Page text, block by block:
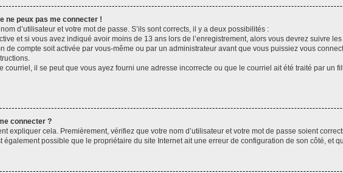
ne peux pas me connecter !
d’utilisateur et votre mot de passe. S’ils sont corrects, il y a deux possibilités :
et si vous avez indiqué avoir moins de 13 ans lors de l’enregistrement, alors vous devrez suivre
de compte soit activée par vous-même ou par un administrateur avant que vous puissiez vous
courriel, il se peut que vous ayez fourni une adresse incorrecte ou que le courriel ait été traité par un
connecter ?
expliquer cela. Premièrement, vérifiez que votre nom d’utilisateur et votre mot de passe soient
également possible que le propriétaire du site Internet ait une erreur de configuration de son côté, et